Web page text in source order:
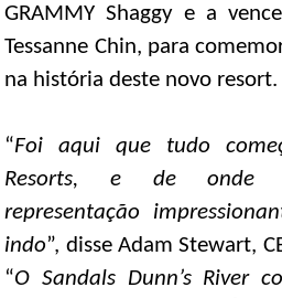
GRAMMY Shaggy e a
Tessanne Chin, para
na história deste novo resort.
“Foi aqui que tudo
Resorts, e de onde
representação
indo”, disse Adam Stewart,
“O Sandals Dunn’s River